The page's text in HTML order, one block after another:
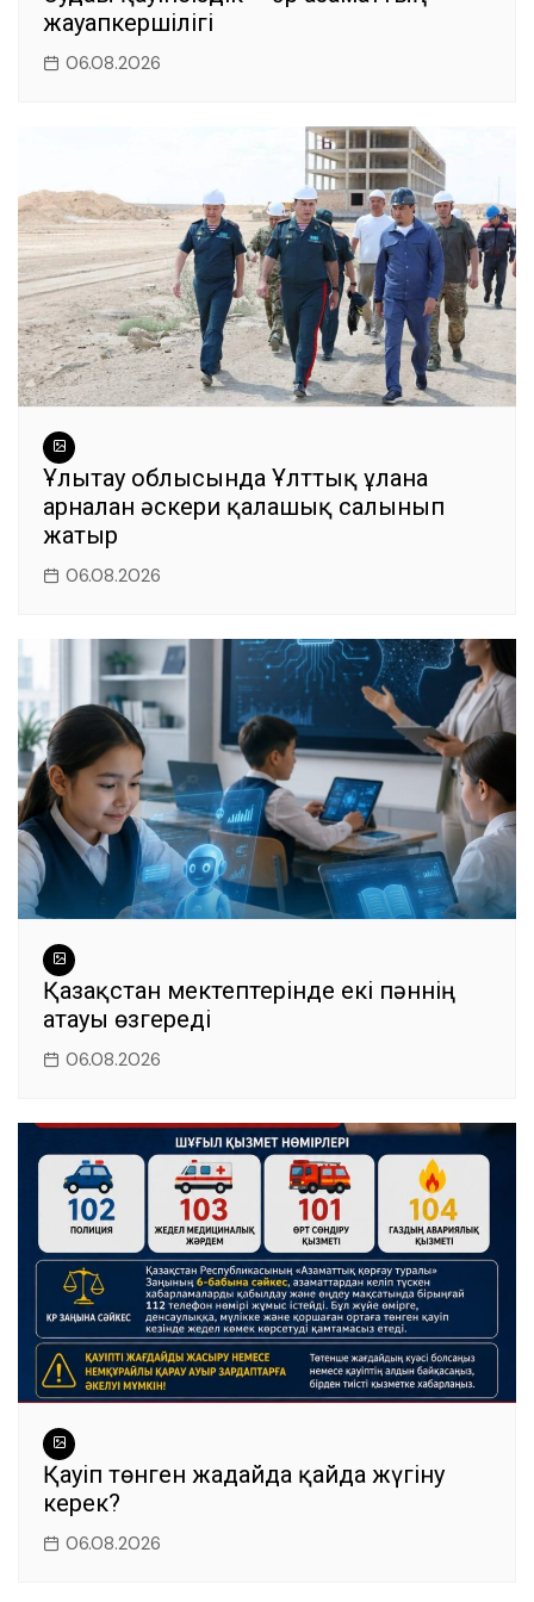
жауапкершілігі
06.08.2026
Ұлытау облысында Ұлттық ұланға
арналған әскери қалашық салынып
жатыр
06.08.2026
Қазақстан мектептерінде екі пәннің
атауы өзгереді
06.08.2026
Қауіп төнген жағдайда қайда жүгіну
керек?
06.08.2026